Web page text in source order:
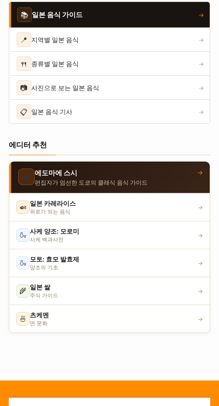
📚 일본 음식 가이드 →
📍 지역별 일본 음식 →
🍴 종류별 일본 음식 →
📷 사진으로 보는 일본 음식 →
📋 일본 음식 기사 →
에디터 추천
🍣 에도마에 스시
편집자가 엄선한 도쿄의 클래식 음식 가이드
→
🍛 일본 카레라이스
위로가 되는 음식
→
🍶 사케 양조: 모로미
사케 백과사전
→
🍶 모토: 효모 발효제
양조의 기초
→
🌾 일본 쌀
주식 가이드
→
🍜 츠케멘
면 문화
→